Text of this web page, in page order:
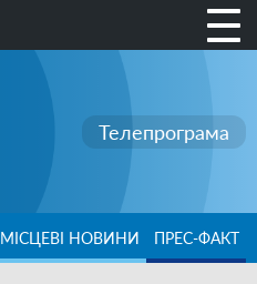
Телепрограма
МІСЦЕВІ НОВИНИ ПРЕС-ФАКТ